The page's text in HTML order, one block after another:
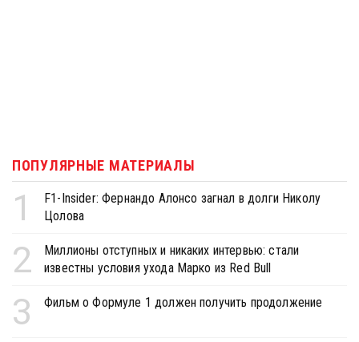
ПОПУЛЯРНЫЕ МАТЕРИАЛЫ
1
F1-Insider: Фернандо Алонсо загнал в долги Николу
Цолова
2
Миллионы отступных и никаких интервью: стали
известны условия ухода Марко из Red Bull
3 Фильм о Формуле 1 должен получить продолжение